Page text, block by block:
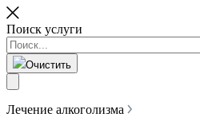
Поиск услуги
Очистить
Лечение алкоголизма